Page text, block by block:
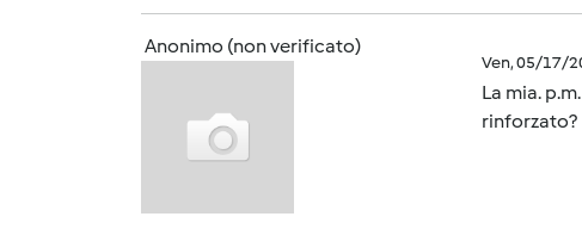
Anonimo (non verificato)
Ven, 05/17/
La mia.
rinforzato?